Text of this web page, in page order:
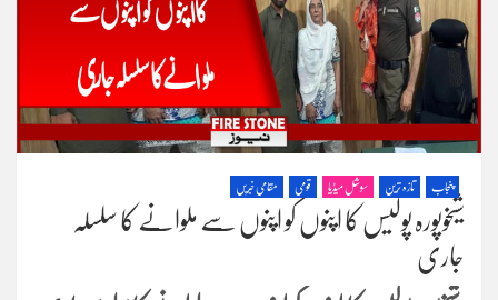
پنجاب تازہ ترین سوشل میڈیا قومی مقامی خبریں
شیخوپورہ پولیس کا اپنوں کو اپنوں سے ملوانے کا سلسلہ
جاری